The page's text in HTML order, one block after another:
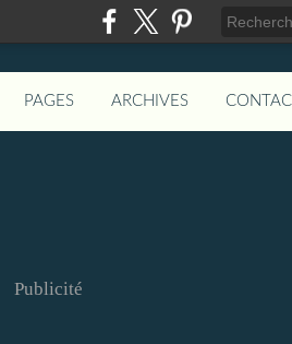
PAGES ARCHIVES
Publicité